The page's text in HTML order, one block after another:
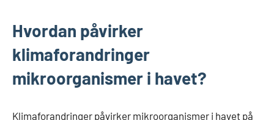
Hvordan påvirker
klimaforandringer
mikroorganismer i havet?
Klimaforandringer påvirker mikroorganismer i havet på